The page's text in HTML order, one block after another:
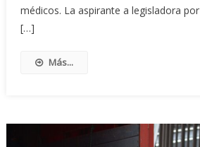
médicos. La aspirante a legisladora
[…]
Más...